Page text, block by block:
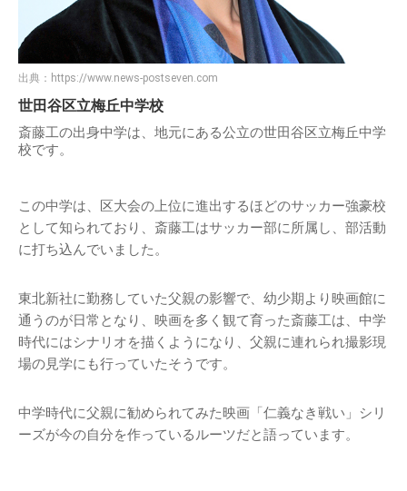
出典： https://www.news-postseven.com
世田谷区立梅丘中学校
斎藤工の出身中学は、地元にある公立の世田谷区立梅丘中学
校です。
この中学は、区大会の上位に進出するほどのサッカー強豪校
として知られており、斎藤工はサッカー部に所属し、部活動
に打ち込んでいました。
東北新社に勤務していた父親の影響で、幼少期より映画館に
通うのが日常となり、映画を多く観て育った斎藤工は、中学
時代にはシナリオを描くようになり、父親に連れられ撮影現
場の見学にも行っていたそうです。
中学時代に父親に勧められてみた映画「仁義なき戦い」シリ
ーズが今の自分を作っているルーツだと語っています。